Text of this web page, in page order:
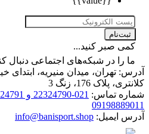
صبر کنید...
را در شبکه‌های اجتماعی دنبال کنید:
تهران، میدان منیریه، ابتدای خیابان
پلاک 176، زنگ 3
تماس:
ایمیل: info@banisport.shop